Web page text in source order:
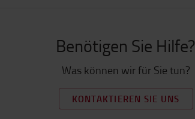
Benötigen Sie Hilfe?
Was können wir für Sie tun?
KONTAKTIEREN SIE UNS